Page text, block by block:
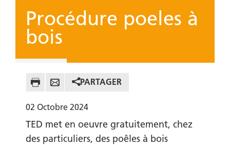
Procédure poeles à
bois
PARTAGER
02 Octobre 2024
TED met en oeuvre gratuitement, chez
des particuliers, des poêles à bois